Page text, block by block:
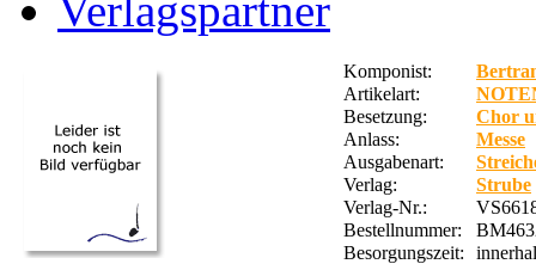
Komponist:
Artikelart:
Besetzung:
Chor
Anlass:
Messe
Ausgabenart:
Verlag:
Strube
Verlag-Nr.:
Bestellnummer:
Besorgungszeit: